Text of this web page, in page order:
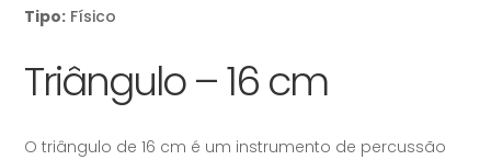
Tipo: Físico
Triângulo – 16 cm
O triângulo de 16 cm é um instrumento de percussão